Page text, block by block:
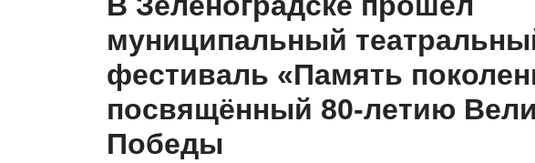
муниципальный
фестиваль «Память
посвящённый 80-летию
Победы